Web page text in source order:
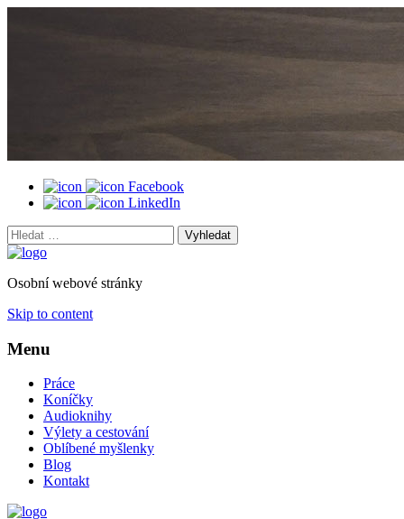
Facebook
LinkedIn
Vyhledat:
Osobní webové stránky
Skip to content
Menu
Práce
Koníčky
Audioknihy
Výlety a cestování
Oblíbené myšlenky
Blog
Kontakt